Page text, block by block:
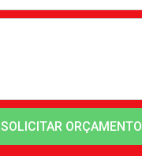
SOLICITAR ORÇAMENTO